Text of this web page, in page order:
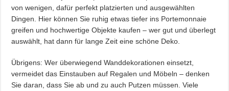
von wenigen, dafür perfekt platzierten und ausgewählten
Dingen. Hier können Sie ruhig etwas tiefer ins Portemonnaie
greifen und hochwertige Objekte kaufen – wer gut und überlegt
auswählt, hat dann für lange Zeit eine schöne Deko.
Übrigens: Wer überwiegend Wanddekorationen einsetzt,
vermeidet das Einstauben auf Regalen und Möbeln – denken
Sie daran, dass Sie ab und zu auch Putzen müssen. Viele